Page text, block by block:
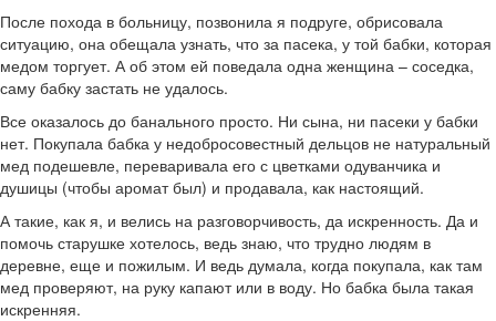
После похода в больницу, позвонила я подруге, обрисовала
ситуацию, она обещала узнать, что за пасека, у той бабки, которая
медом торгует. А об этом ей поведала одна женщина – соседка,
саму бабку застать не удалось.
Все оказалось до банального просто. Ни сына, ни пасеки у бабки
нет. Покупала бабка у недобросовестный дельцов не натуральный
мед подешевле, переваривала его с цветками одуванчика и
душицы (чтобы аромат был) и продавала, как настоящий.
А такие, как я, и велись на разговорчивость, да искренность. Да и
помочь старушке хотелось, ведь знаю, что трудно людям в
деревне, еще и пожилым. И ведь думала, когда покупала, как там
мед проверяют, на руку капают или в воду. Но бабка была такая
искренняя.